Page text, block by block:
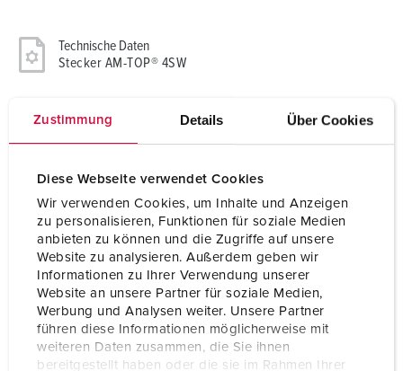
Zustimmung Details Über Cookies
Diese Webseite verwendet Cookies
Wir verwenden Cookies, um Inhalte und Anzeigen
zu personalisieren, Funktionen für soziale Medien
anbieten zu können und die Zugriffe auf unsere
Website zu analysieren. Außerdem geben wir
Informationen zu Ihrer Verwendung unserer
Website an unsere Partner für soziale Medien,
Werbung und Analysen weiter. Unsere Partner
führen diese Informationen möglicherweise mit
weiteren Daten zusammen, die Sie ihnen
bereitgestellt haben oder die sie im Rahmen Ihrer
Technische Daten
Stecker AM-TOP® 4SW
Pole 5 p
400 V
Uhrzeitstellung 6 h
Hertz 50-60 Hz
Anschlusstechnik Schraubkontakt
Kontakt standard
Schutzart IP44